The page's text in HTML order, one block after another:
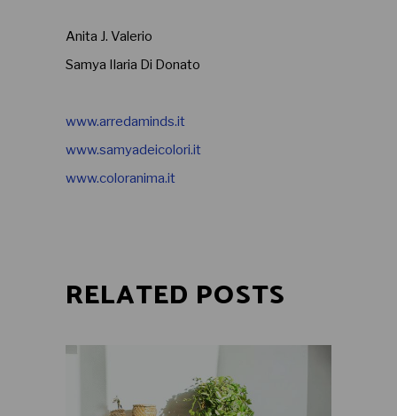
Anita J. Valerio
Samya Ilaria Di Donato
www.arredaminds.it
www.samyadeicolori.it
www.coloranima.it
RELATED POSTS